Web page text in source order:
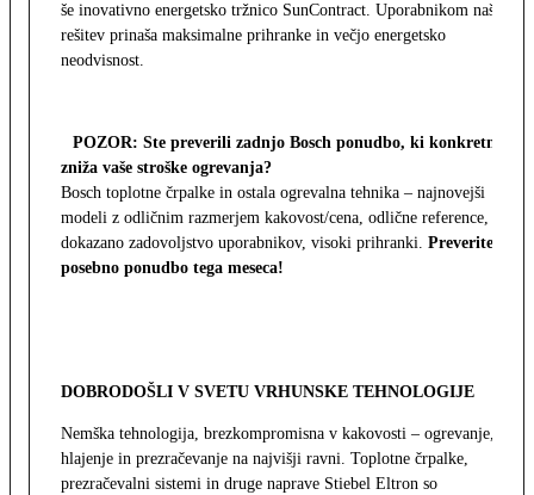
še inovativno energetsko tržnico SunContract. Uporabnikom naša
rešitev prinaša maksimalne prihranke in večjo energetsko
neodvisnost.
POZOR: Ste preverili zadnjo Bosch ponudbo, ki konkretno
zniža vaše stroške ogrevanja?
Bosch toplotne črpalke in ostala ogrevalna tehnika – najnovejši
modeli z odličnim razmerjem kakovost/cena, odlične reference,
dokazano zadovoljstvo uporabnikov, visoki prihranki. Preverite
posebno ponudbo tega meseca!
DOBRODOŠLI V SVETU VRHUNSKE TEHNOLOGIJE
Nemška tehnologija, brezkompromisna v kakovosti – ogrevanje,
hlajenje in prezračevanje na najvišji ravni. Toplotne črpalke,
prezračevalni sistemi in druge naprave Stiebel Eltron so